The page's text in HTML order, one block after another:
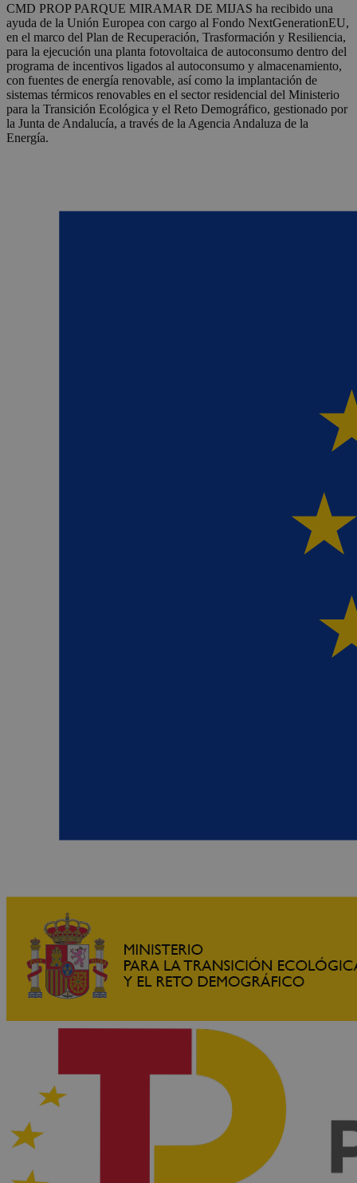
CMD PROP PARQUE MIRAMAR DE MIJAS ha recibido una
ayuda de la Unión Europea con cargo al Fondo NextGenerationEU,
en el marco del Plan de Recuperación, Trasformación y Resiliencia,
para la ejecución una planta fotovoltaica de autoconsumo dentro del
programa de incentivos ligados al autoconsumo y almacenamiento,
con fuentes de energía renovable, así como la implantación de
sistemas térmicos renovables en el sector residencial del Ministerio
para la Transición Ecológica y el Reto Demográfico, gestionado por
la Junta de Andalucía, a través de la Agencia Andaluza de la
Energía.